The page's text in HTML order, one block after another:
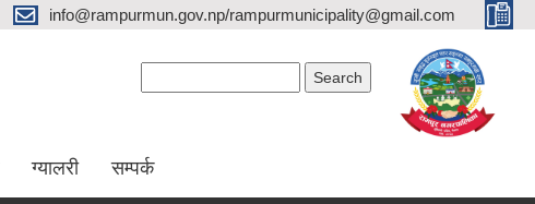
info@rampurmun.gov.np/rampurmunicipality@gmail.com
ग्यालरी सम्पर्क